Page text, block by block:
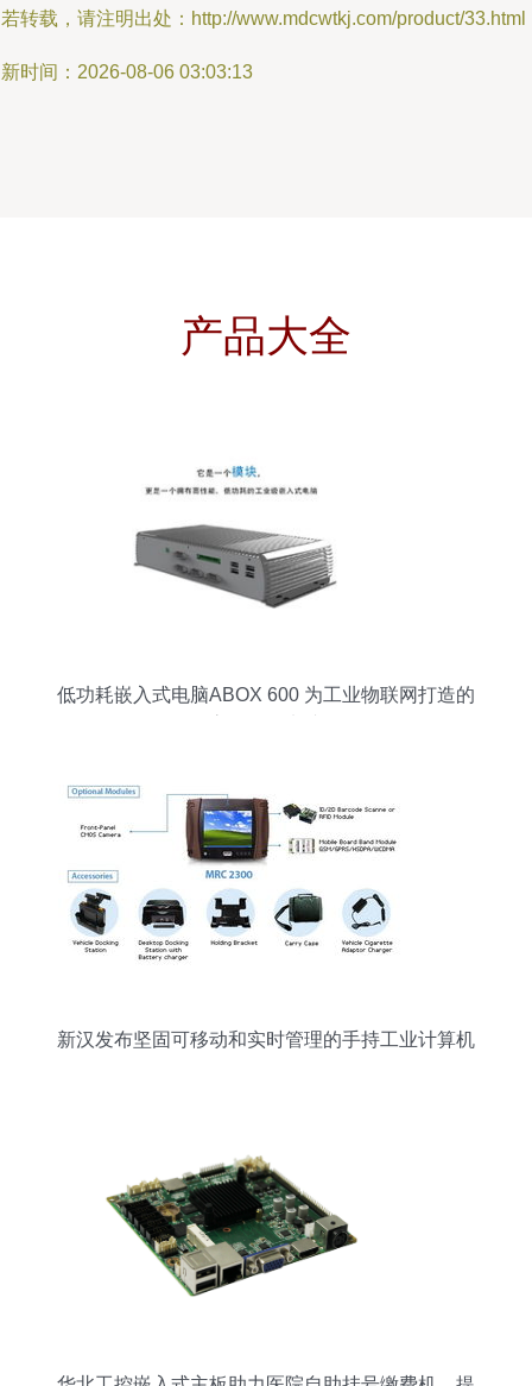
转载，请注明出处：http://www.mdcwtkj.com/product/33.html
时间：2026-08-06 03:03:13
产品大全
低功耗嵌入式电脑ABOX 600 为工业物联网打造的
新汉发布坚固可移动和实时管理的手持工业计算机